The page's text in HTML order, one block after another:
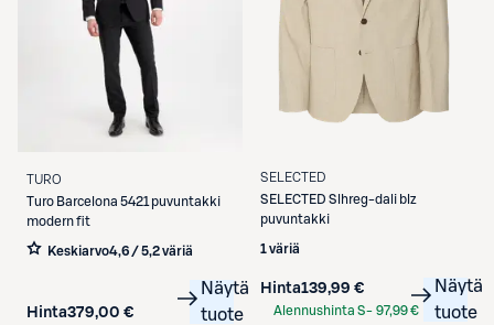
TURO
Turo Barcelona 5421 puvuntakki
modern fit
Keskiarvo4,6 / 5,2 väriä
Hinta379,00 €
Näytä
tuote
SELECTED
SELECTED Slhreg-dali blz
puvuntakki
1 väriä
Hinta139,99 €
Alennushinta S- 97,99 €
Näytä
tuote